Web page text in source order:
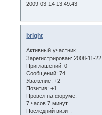
2009-03-14 13:49:43
bright
Активный участник
Зарегистрирован: 2008-11-22
Приглашений: 0
Сообщений: 74
Уважение: +2
Позитив: +1
Провел на форуме:
7 часов 7 минут
Последний визит: